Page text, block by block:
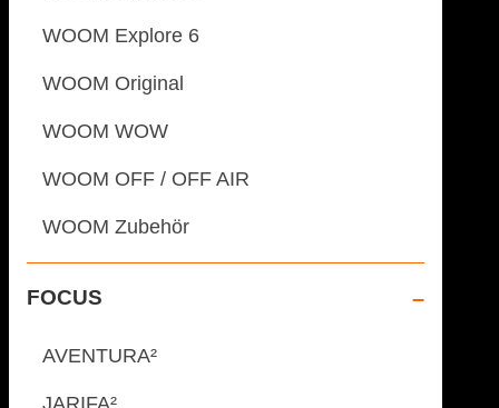
WOOM Explore 6
WOOM Original
WOOM WOW
WOOM OFF / OFF AIR
WOOM Zubehör
FOCUS
AVENTURA²
JARIFA²